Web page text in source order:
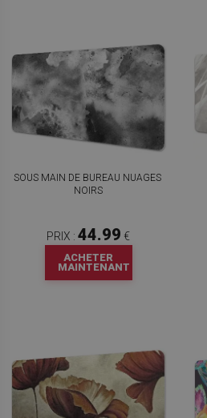
SOUS MAIN DE BUREAU NUAGES ​​
NOIRS
PRIX : 44.99 €
ACHETER
MAINTENANT